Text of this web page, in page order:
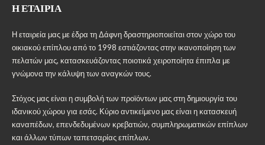
Η ΕΤΑΙΡΊΑ
Η εταιρεία μας με έδρα τη Δάφνη δραστηριοποιείται στον χώρο του
οικιακού επίπλου από το 1998 εστιάζοντας στην ικανοποίηση των
πελατών μας, κατασκευάζοντας ποιοτικά χειροποίητα έπιπλα με
γνώμονα την κάλυψη των αναγκών τους.
Στόχος μας είναι η συμβολή των προϊόντων μας στη δημιουργία του
ιδανικού χώρου για εσάς. Κύριο αντικείμενο μας είναι η κατασκευή
καναπέδων, επενδεδυμένων κρεβατιών, συμπληρωματικών επίπλων
και άλλων τύπων ταπετσαρίας επίπλων.